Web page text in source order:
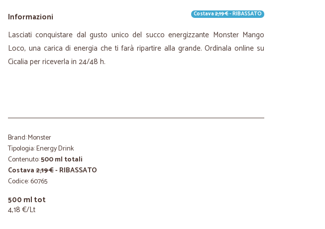
Informazioni Costava2,19 €- RIBASSATO
Lasciati conquistare dal gusto unico del succo energizzante Monster Mango
Loco, una carica di energia che ti farà ripartire alla grande. Ordinala online su
Cicalia per riceverla in 24/48 h.
Brand: Monster
Tipologia: Energy Drink
Contenuto:500 ml totali
Costava2,19 €- RIBASSATO
Codice: 60765
500 ml tot
4,18 €/Lt